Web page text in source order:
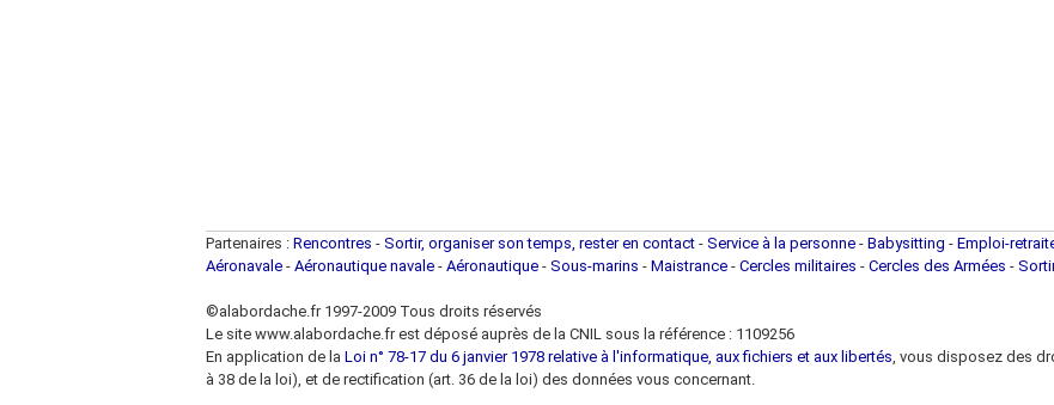
Partenaires : Rencontres - Sortir, organiser son temps, rester en contact - Service à la personne - Babysitting - Emploi-
Aéronavale - Aéronautique navale - Aéronautique - Sous-marins - Maistrance - Cercles militaires - Cercles des Armées -
©alabordache.fr 1997-2009 Tous droits réservés
Le site www.alabordache.fr est déposé auprès de la CNIL sous la référence : 1109256
En application de la Loi n° 78-17 du 6 janvier 1978 relative à l'informatique, aux fichiers et aux libertés, vous disposez des
à 38 de la loi), et de rectification (art. 36 de la loi) des données vous concernant.